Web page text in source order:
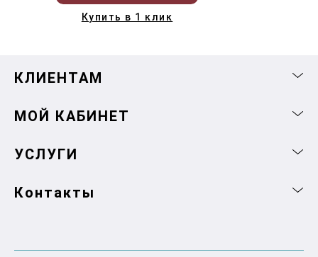
Купить в 1 клик
КЛИЕНТАМ
МОЙ КАБИНЕТ
УСЛУГИ
Контакты